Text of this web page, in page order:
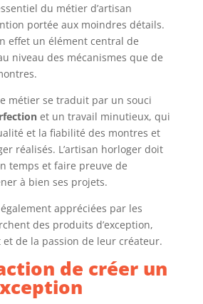
du métier d’artisan
portée aux moindres détails.
effet un élément central de
niveau des mécanismes que de
métier se traduit par un souci
et un travail minutieux, qui
et la fiabilité des montres et
réalisés. L’artisan horloger doit
temps et faire preuve de
à bien ses projets.
appréciées par les
des produits d’exception,
de la passion de leur créateur.
de créer un